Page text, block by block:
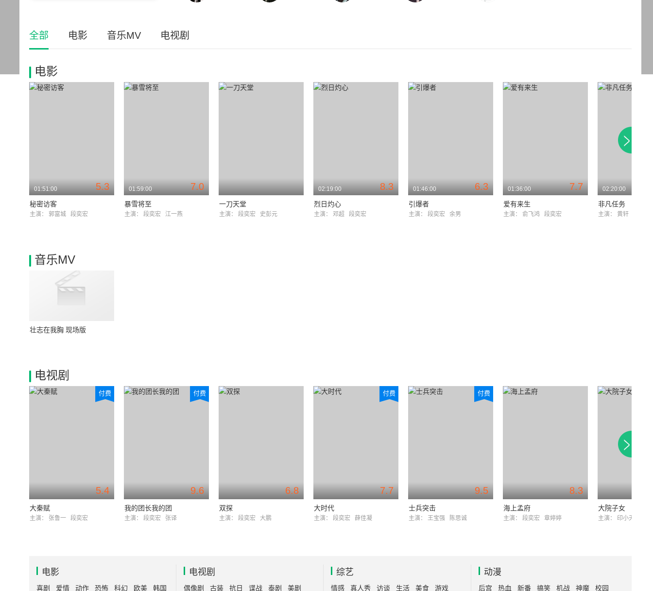
全部 电影 音乐MV 电视剧
电影
5.3
01:51:00
秘密访客
主演： 郭富城 段奕宏
7.0
01:59:00
暴雪将至
主演： 段奕宏 江一燕
一刀天堂
主演： 段奕宏 史彭元
8.3
02:19:00
烈日灼心
主演： 邓超 段奕宏
6.3
01:46:00
引爆者
主演： 段奕宏 余男
7.7
01:36:00
爱有来生
主演： 俞飞鸿 段奕宏
02:20:00
非凡任务
主演： 黄轩
音乐MV
壮志在我胸 现场版
电视剧
5.4
付费
大秦赋
主演： 张鲁一 段奕宏
9.6
付费
我的团长我的团
主演： 段奕宏 张译
6.8
双探
主演： 段奕宏 大鹏
7.7
付费
大时代
主演： 段奕宏 薛佳凝
9.5
付费
士兵突击
主演： 王宝强 陈思诚
8.3
海上孟府
主演： 段奕宏 章婷婷
大院子女
主演： 印小天
电影
喜剧 爱情 动作 恐怖 科幻 欧美 韩国
电视剧
偶像剧 古装 抗日 谍战 泰剧 美剧
综艺
情感 真人秀 访谈 生活 美食 游戏
动漫
后宫 热血 新番 搞笑 机战 神魔 校园